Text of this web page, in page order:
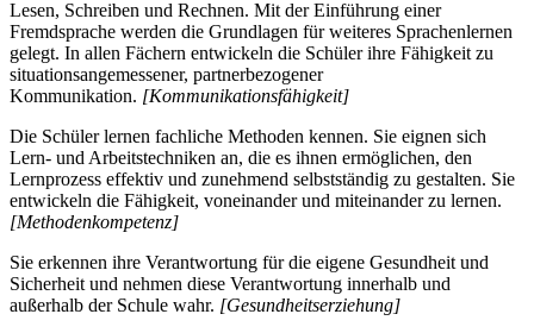
Lesen, Schreiben und Rechnen. Mit der Einführung einer
Fremdsprache werden die Grundlagen für weiteres Sprachenlernen
gelegt. In allen Fächern entwickeln die Schüler ihre Fähigkeit zu
situationsangemessener, partnerbezogener
Kommunikation. [Kommunikationsfähigkeit]
Die Schüler lernen fachliche Methoden kennen. Sie eignen sich
Lern- und Arbeitstechniken an, die es ihnen ermöglichen, den
Lernprozess effektiv und zunehmend selbstständig zu gestalten. Sie
entwickeln die Fähigkeit, voneinander und miteinander zu lernen.
[Methodenkompetenz]
Sie erkennen ihre Verantwortung für die eigene Gesundheit und
Sicherheit und nehmen diese Verantwortung innerhalb und
außerhalb der Schule wahr. [Gesundheitserziehung]